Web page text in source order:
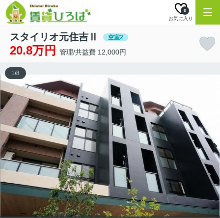
お気に入り
0
スタイリオ元住吉Ⅱ 空室2
20.8万円 管理/共益費 12,000円
1/8